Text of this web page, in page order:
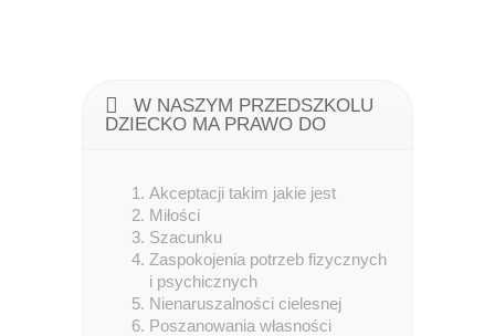
W NASZYM PRZEDSZKOLU
DZIECKO MA PRAWO DO
Akceptacji takim jakie jest
Miłości
Szacunku
Zaspokojenia potrzeb fizycznych
i psychicznych
Nienaruszalności cielesnej
Poszanowania własności